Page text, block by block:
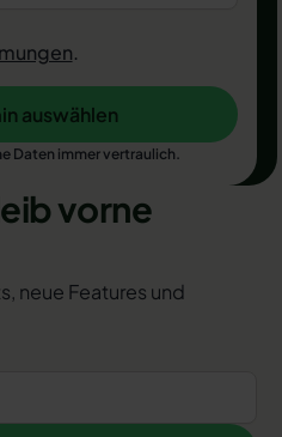
.
auswählen
Daten immer vertraulich.
vorne
neue Features und